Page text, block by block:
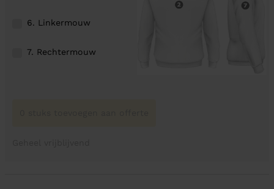
6. Linkermouw
7. Rechtermouw